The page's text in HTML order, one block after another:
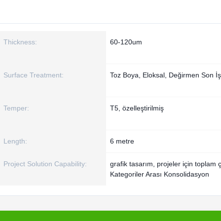
Thickness: 60-120um
Surface Treatment: Toz Boya, Eloksal, Değirmen Son
Temper: T5, özelleştirilmiş
Length: 6 metre
Project Solution Capability:
grafik tasarım, projeler için toplam
Kategoriler Arası Konsolidasyon